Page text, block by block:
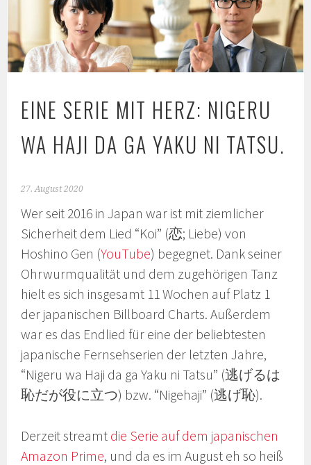
EINE SERIE MIT HERZ: NIGERU
WA HAJI DA GA YAKU NI TATSU.
27. August 2020
Wer seit 2016 in Japan war ist mit ziemlicher
Sicherheit dem Lied “Koi” (恋; Liebe) von
Hoshino Gen (YouTube) begegnet. Dank seiner
Ohrwurmqualität und dem zugehörigen Tanz
hielt es sich insgesamt 11 Wochen auf Platz 1
der japanischen Billboard Charts. Außerdem
war es das Endlied für eine der beliebtesten
japanische Fernsehserien der letzten Jahre,
“Nigeru wa Haji da ga Yaku ni Tatsu” (逃げるは
恥だが役に立つ) bzw. “Nigehaji” (逃げ恥).
Derzeit streamt die Serie auf dem japanischen
Amazon Prime, und da es im August eh so heiß